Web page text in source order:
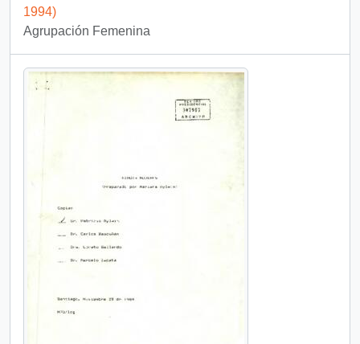
1994)
Agrupación Femenina